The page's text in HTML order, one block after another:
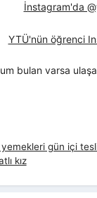
İnstagram'da
YTÜ'nün öğrenci
bulan varsa
gün içi
kız